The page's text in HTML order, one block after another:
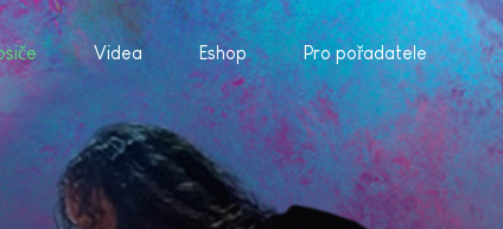
Videa Eshop
Pro pořadatele